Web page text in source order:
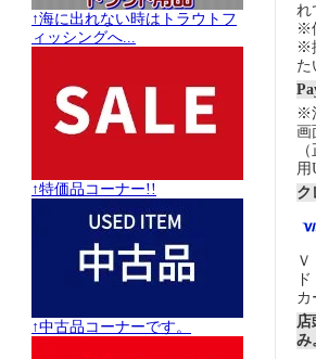
↑海に出れない時はトラウトフ
ィッシングへ...
↑特価品コーナー!!
↑中古品コーナーです。
れ
※
※
た
※
画
用
ク
カ
店
み